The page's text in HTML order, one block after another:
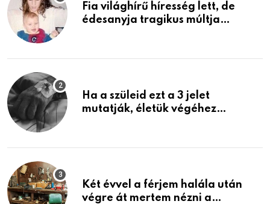
Fia világhírű híresség lett, de
édesanyja tragikus múltja
Ha a szüleid ezt a 3 jelet
mutatják, életük végéhez
Két évvel a férjem halála után
végre át mertem nézni a